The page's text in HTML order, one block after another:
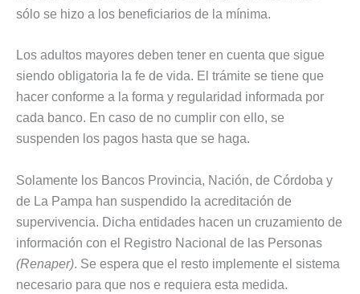
sólo se hizo a los beneficiarios de la mínima.
Los adultos mayores deben tener en cuenta que sigue
siendo obligatoria la fe de vida. El trámite se tiene que
hacer conforme a la forma y regularidad informada por
cada banco. En caso de no cumplir con ello, se
suspenden los pagos hasta que se haga.
Solamente los Bancos Provincia, Nación, de Córdoba y
de La Pampa han suspendido la acreditación de
supervivencia. Dicha entidades hacen un cruzamiento de
información con el Registro Nacional de las Personas
(Renaper). Se espera que el resto implemente el sistema
necesario para que nos e requiera esta medida.